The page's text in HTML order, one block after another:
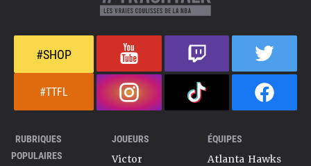
#SHOP
#TTFL
RUBRIQUES
POPULAIRES
JOUEURS
Victor
ÉQUIPES
Atlanta Hawks